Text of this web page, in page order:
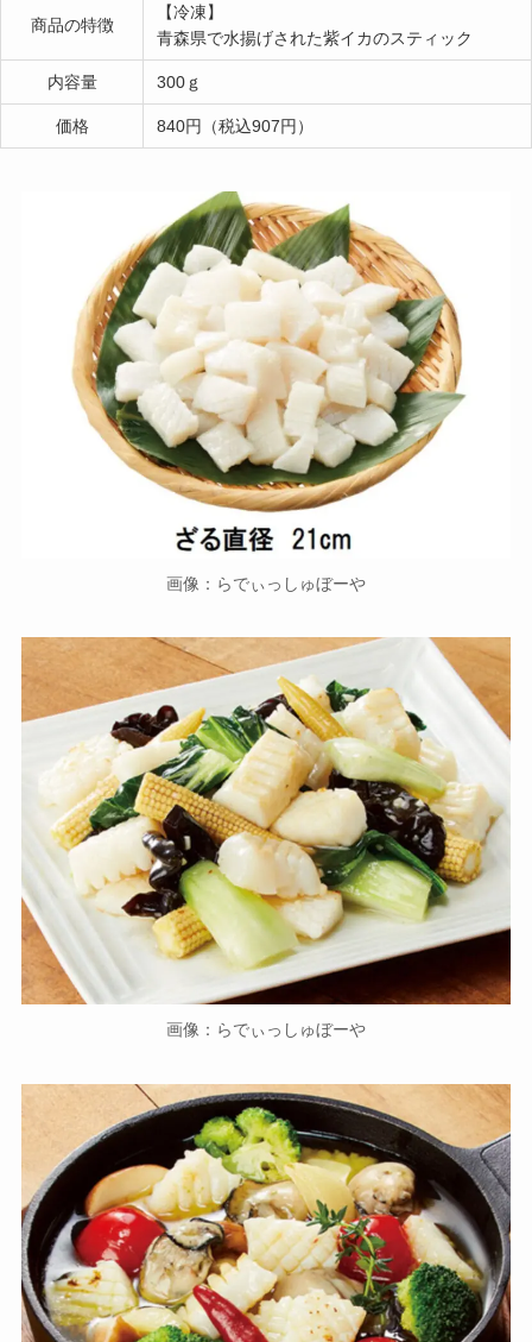
商品の特徴
【冷凍】
青森県で水揚げされた紫イカのスティック
内容量 300ｇ
価格 840円（税込907円）
画像：らでぃっしゅぼーや
画像：らでぃっしゅぼーや